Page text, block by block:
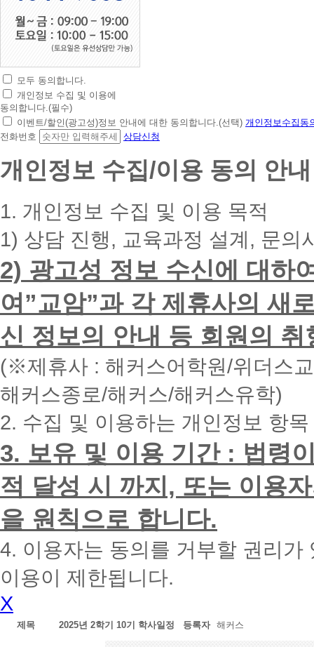
초
간
편
상
담
청
대
폰
입
력
시
면
빠
른
간
내
에
화
드
리
겠
습
니
다.
모두 동의합니다.
개인정보 수집 및 이용에
동의합니다.(필수)
이벤트/할인(광고성)정보 안내에 대한 동의합니다.(선택) 개인정보수집동
전화번호
상담신청
개인정보 수집/이용 동의 안내
1. 개인정보 수집 및 이용 목적
1) 상담 진행, 교육과정 설계, 문의
2) 광고성 정보 수신에 대하
여”교암”과 각 제휴사의 새
신 정보의 안내 등 회원의
(※제휴사 : 해커스어학원/위더스
해커스종로/해커스/해커스유학)
2. 수집 및 이용하는 개인정보 항
3. 보유 및 이용 기간 : 법령
적 달성 시 까지, 또는 이용
을 원칙으로 합니다.
4. 이용자는 동의를 거부할 권리
이용이 제한됩니다.
X
제목 2025년 2학기 10기 학사일정 등록자 해커스